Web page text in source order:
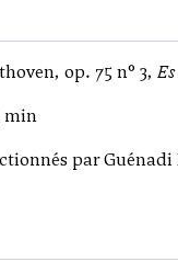
op. 75 n° 3,
min
par